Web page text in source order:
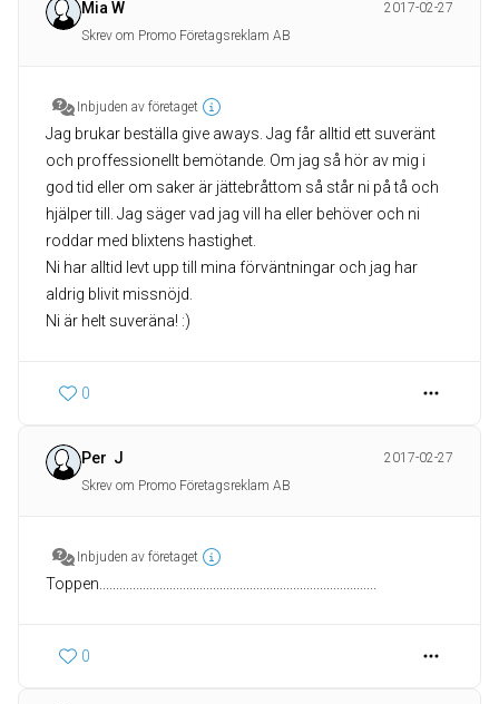
Mia W
2017-02-27
Skrev om Promo Företagsreklam AB
Inbjuden av företaget
Jag brukar beställa give aways. Jag får alltid ett suveränt
och proffessionellt bemötande. Om jag så hör av mig i
god tid eller om saker är jättebråttom så står ni på tå och
hjälper till. Jag säger vad jag vill ha eller behöver och ni
roddar med blixtens hastighet.
Ni har alltid levt upp till mina förväntningar och jag har
aldrig blivit missnöjd.
Ni är helt suveräna! :)
0
Per J
2017-02-27
Skrev om Promo Företagsreklam AB
Inbjuden av företaget
Toppen...................................................................................
0